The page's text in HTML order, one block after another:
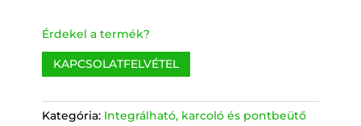
Érdekel a termék?
KAPCSOLATFELVÉTEL
Kategória: Integrálható, karcoló és pontbeütő